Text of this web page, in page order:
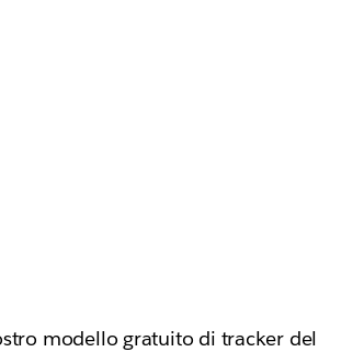
modello gratuito di tracker del